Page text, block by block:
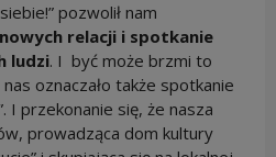
pozwolił nam
relacji i spotkanie
ludzi. I być może brzmi to
oznaczało także spotkanie
I przekonanie się, że nasza
prowadząca dom kultury